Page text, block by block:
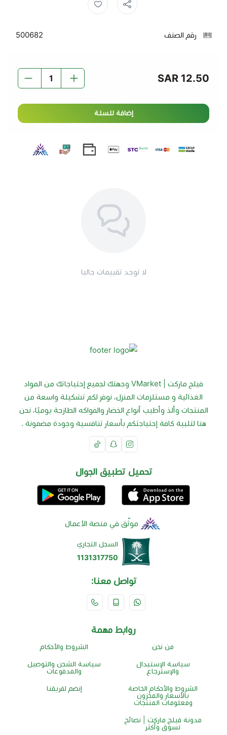
رقم الصنف 500682
12.50 SAR
إضافة للسلة
لا توجد تقييمات حاليا
فيلج ماركت | VMarket وجهتك لجميع إحتياجاتك من المواد
الغذائية و مستلزمات المنزل، نوفر لكم تشكيلة واسعة من
المنتجات وألذ وأطيب أنواع الخضار والفواكه الطازجة يوميًا، نحن
هنا لتلبية كافة إحتياجتكم بأسعار تنافسية وجودة مضمونة .
تحميل تطبيق الجوال
موثّق في منصة الأعمال
السجل التجاري
1131317750
تواصل معنا:
روابط مهمة
من نحن الشروط والأحكام
سياسة الإستبدال
والإسترجاع
سياسة الشحن والتوصيل
والمدفوعات
الشروط والأحكام الخاصة
بالأسعار والمخزون
ومعلومات المنتجات
إنضم لفريقنا
مدونة فيلج ماركت | نصائح
تسوق وأكثر